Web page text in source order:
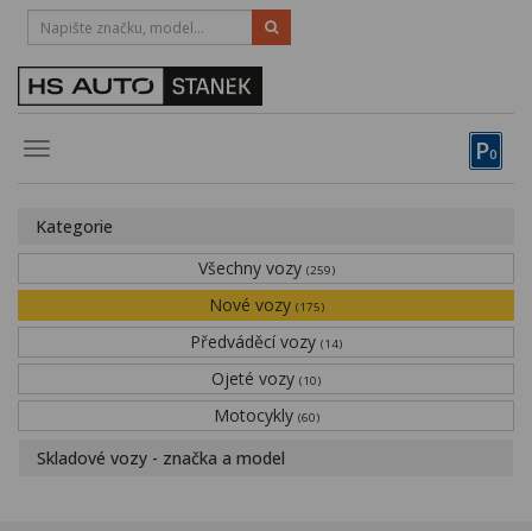
P0
Toggle
HOTLINE:
STRAKONICE-383 335 366
Obytné vozy
Financování
Novinky
Kategorie
Všechny vozy (259)
Nové vozy (175)
Předváděcí vozy (14)
Ojeté vozy (10)
Motocykly (60)
Skladové vozy - značka a model